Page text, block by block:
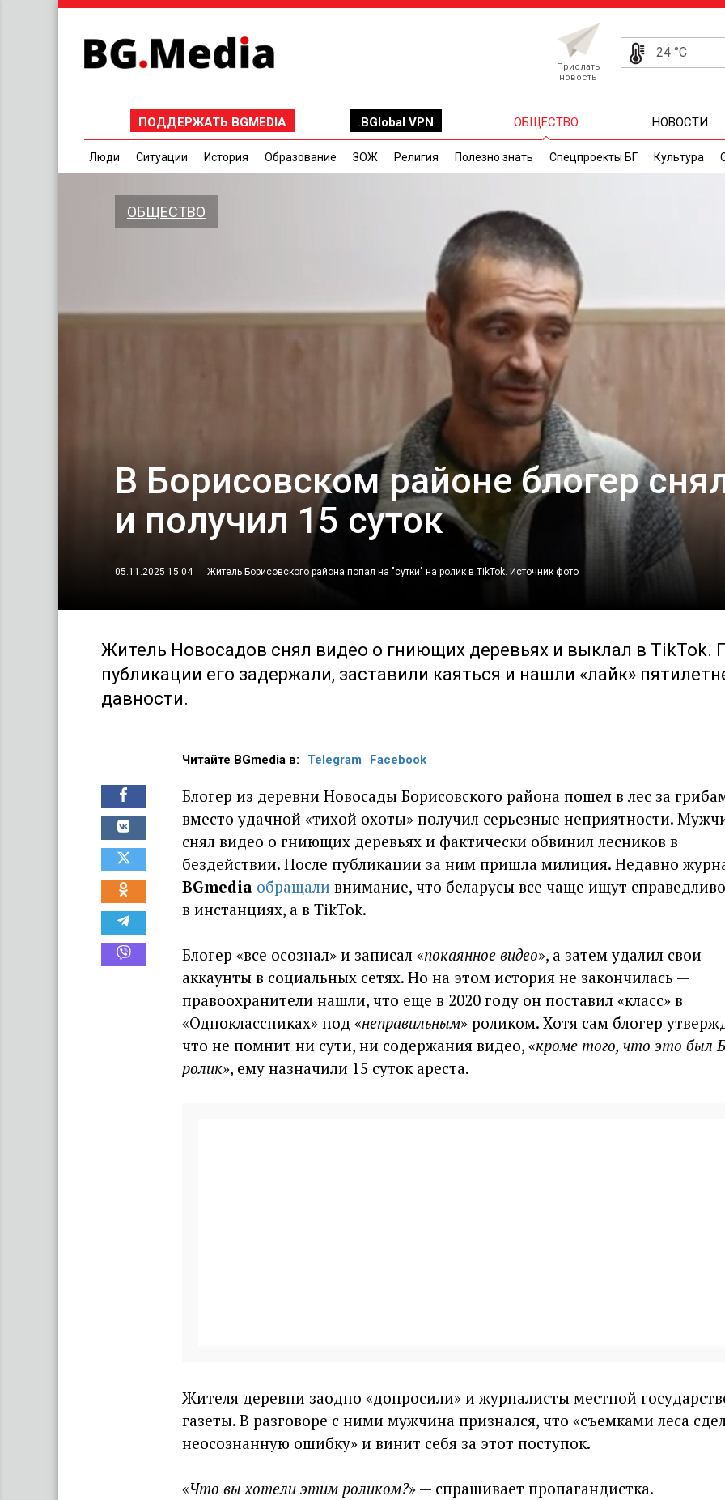
Прислать
новость
24 °C
ПОДДЕРЖАТЬ BGMEDIA BGlobal VPN ОБЩЕСТВО
Люди Ситуации История Образование ЗОЖ Религия Полезно знать Спецпроекты БГ Культура
НОВОСТИ
ОБЩЕСТВО
В Борисовском районе блогер
и получил 15 суток
05.11.2025 15:04 Житель Борисовского района попал на "сутки" на ролик в TikTok. Источник фото
Житель Новосадов снял видео о гниющих деревьях и выклал в TikTok.
публикации его задержали, заставили каяться и нашли «лайк»
давности.
Читайте BGmedia в: Telegram Facebook
Блогер из деревни Новосады Борисовского района пошел в лес за
вместо удачной «тихой охоты» получил серьезные неприятности.
снял видео о гниющих деревьях и фактически обвинил лесников в
бездействии. После публикации за ним пришла милиция. Недавно
BGmedia обращали внимание, что беларусы все чаще ищут
в инстанциях, а в TikTok.
Блогер «все осознал» и записал «покаянное видео», а затем удалил свои
аккаунты в социальных сетях. Но на этом история не закончилась —
правоохранители нашли, что еще в 2020 году он поставил «класс» в
«Одноклассниках» под «неправильным» роликом. Хотя сам блогер
что не помнит ни сути, ни содержания видео, «кроме того, что это был
ролик», ему назначили 15 суток ареста.
Жителя деревни заодно «допросили» и журналисты местной
газеты. В разговоре с ними мужчина признался, что «съемками леса
неосознанную ошибку» и винит себя за этот поступок.
«Что вы хотели этим роликом?» — спрашивает пропагандистка.